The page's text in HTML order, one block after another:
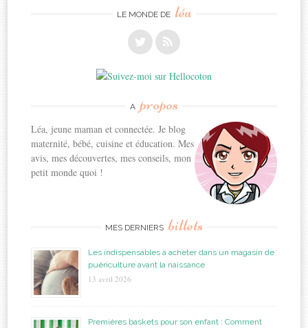
LE MONDE DE léa
A propos
Léa, jeune maman et connectée. Je blog
maternité, bébé, cuisine et éducation. Mes
avis, mes découvertes, mes conseils, mon
petit monde quoi !
MES DERNIERS billets
Les indispensables à acheter dans un magasin de
puériculture avant la naissance
13 avril 2026
Premières baskets pour son enfant : Comment